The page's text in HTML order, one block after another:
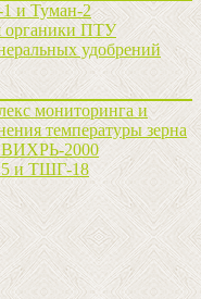
и Туман-2
органики ПТУ
удобрений
мониторинга и
температуры зерна
ВИХРЬ-2000
и ТШГ-18